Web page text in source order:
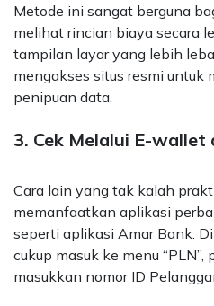
Metode ini sangat berguna
melihat rincian biaya secara
tampilan layar yang lebih
mengakses situs resmi untuk
penipuan data.
3. Cek Melalui E-
Cara lain yang tak kalah
memanfaatkan aplikasi
seperti aplikasi Amar Bank.
cukup masuk ke menu “PLN”,
masukkan nomor ID